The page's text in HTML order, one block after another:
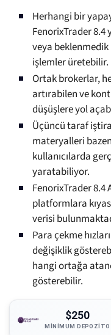
Herhangi bir
FenorixTrader 8.4
veya beklenmedik
işlemler üretebilir.
Ortak brokerlar,
artırabilen ve
düşüşlere yol
Üçüncü taraf
materyalleri
kullanıcılarda
yaratabiliyor.
FenorixTrader 8.4
platformlara
verisi
Para çekme
değişiklik
hangi ortağa
gösterebilir.
$250
MINIMUM DEPOZITO